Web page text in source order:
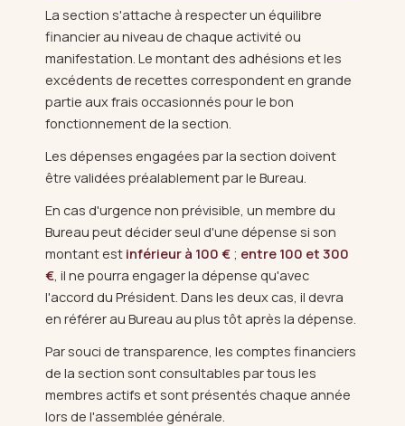
La section s'attache à respecter un équilibre
financier au niveau de chaque activité ou
manifestation. Le montant des adhésions et les
excédents de recettes correspondent en grande
partie aux frais occasionnés pour le bon
fonctionnement de la section.
Les dépenses engagées par la section doivent
être validées préalablement par le Bureau.
En cas d'urgence non prévisible, un membre du
Bureau peut décider seul d'une dépense si son
montant est inférieur à 100 € ; entre 100 et 300
€ , il ne pourra engager la dépense qu'avec
l'accord du Président. Dans les deux cas, il devra
en référer au Bureau au plus tôt après la dépense.
Par souci de transparence, les comptes financiers
de la section sont consultables par tous les
membres actifs et sont présentés chaque année
lors de l'assemblée générale.